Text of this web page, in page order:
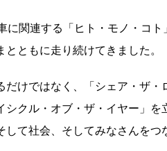
に関連する「ヒト・モノ・コ
ともに走り続けてきました。
けではなく、「シェア・ザ
クル・オブ・ザ・イヤー」
て社会、そしてみなさんをつ